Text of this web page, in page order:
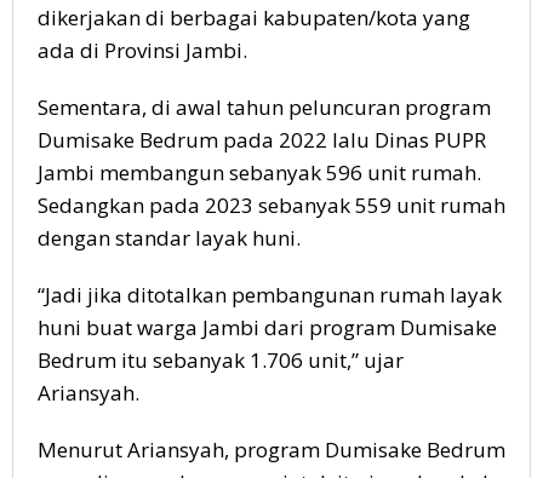
dikerjakan di berbagai kabupaten/kota yang
ada di Provinsi Jambi.
Sementara, di awal tahun peluncuran program
Dumisake Bedrum pada 2022 lalu Dinas PUPR
Jambi membangun sebanyak 596 unit rumah.
Sedangkan pada 2023 sebanyak 559 unit rumah
dengan standar layak huni.
“Jadi jika ditotalkan pembangunan rumah layak
huni buat warga Jambi dari program Dumisake
Bedrum itu sebanyak 1.706 unit,” ujar
Ariansyah.
Menurut Ariansyah, program Dumisake Bedrum